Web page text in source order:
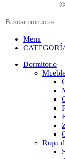
©
Menu
Dormitorio
Ropa